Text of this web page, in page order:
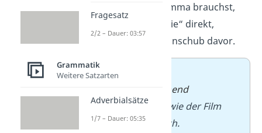
Dass du da ein Komma brauchst,
liegt nicht an „sowie“ direkt,
sondern an dem Einschub davor.
➡️ Beispiele
spannend
geschrieben
, sowie der Film
waren erfolgreich.
Fragesatz
2/2 – Dauer: 03:57
Grammatik
Weitere Satzarten
Adverbialsätze
1/7 – Dauer: 05:35